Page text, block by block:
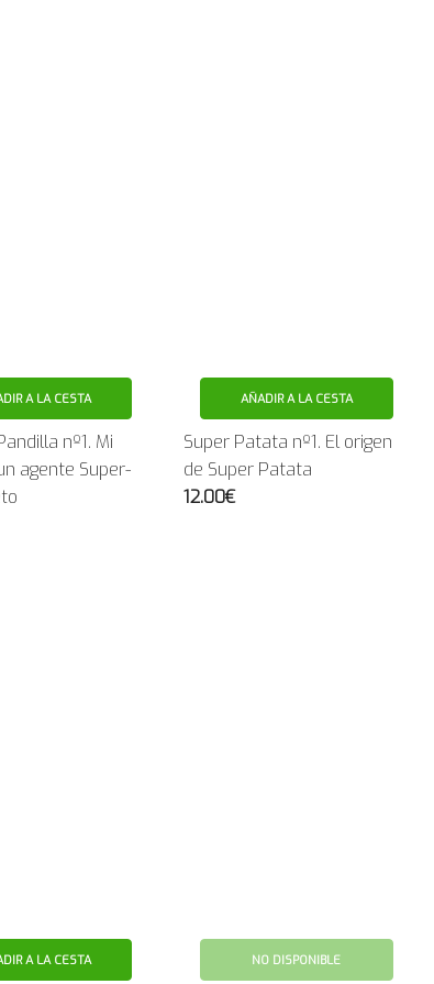
A LA CESTA
nº1. Mi
agente Super-
AÑADIR A LA CESTA
Super Patata nº1. El origen
de Super Patata
12.00€
A LA CESTA NO DISPONIBLE